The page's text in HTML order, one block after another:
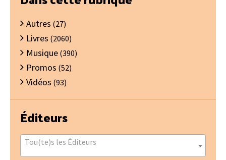
latérale
principale
Autres (27)
Livres (2060)
Musique (390)
Promos (52)
Vidéos (93)
Éditeurs
Tou(te)s les Éditeurs